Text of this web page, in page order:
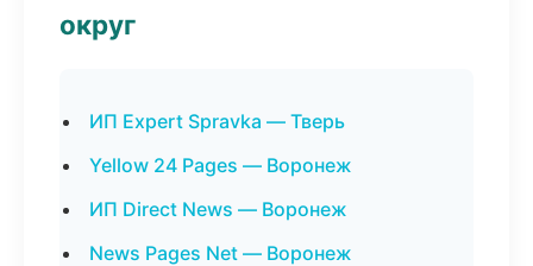
округ
ИП Expert Spravka — Тверь
Yellow 24 Pages — Воронеж
ИП Direct News — Воронеж
News Pages Net — Воронеж